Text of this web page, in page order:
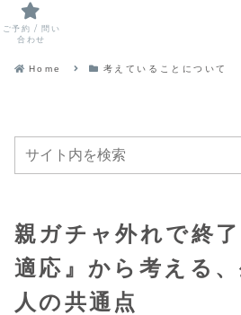
Home 考えていることについて
親ガチャ外れで終
適応』から考える
人の共通点
ご予約 / 問い
合わせ